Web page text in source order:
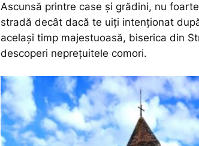
Ascunsă printre case și grădini, nu
stradă decât dacă te uiți intenționat
același timp majestuoasă, biserica din
descoperi neprețuitele comori.